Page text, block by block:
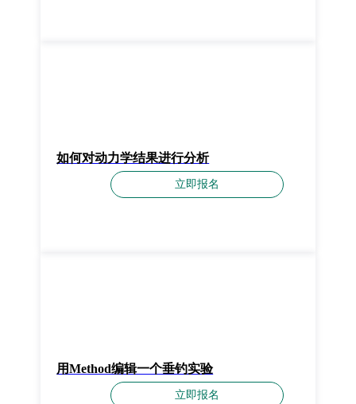
如何对动力学结果进行分析
立即报名
用Method编辑一个垂钓实验
立即报名